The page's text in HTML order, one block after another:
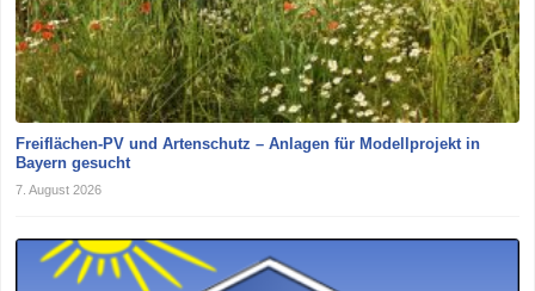
Freiflächen-PV und Artenschutz – Anlagen für Modellprojekt in
Bayern gesucht
7. August 2026